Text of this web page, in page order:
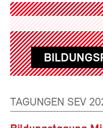
TAGUNGEN SEV